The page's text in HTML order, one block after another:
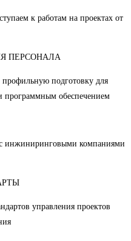
к работам на проектах от
ПЕРСОНАЛА
подготовку для
программным обеспечением
инжиниринговыми компаниями
управления проектов